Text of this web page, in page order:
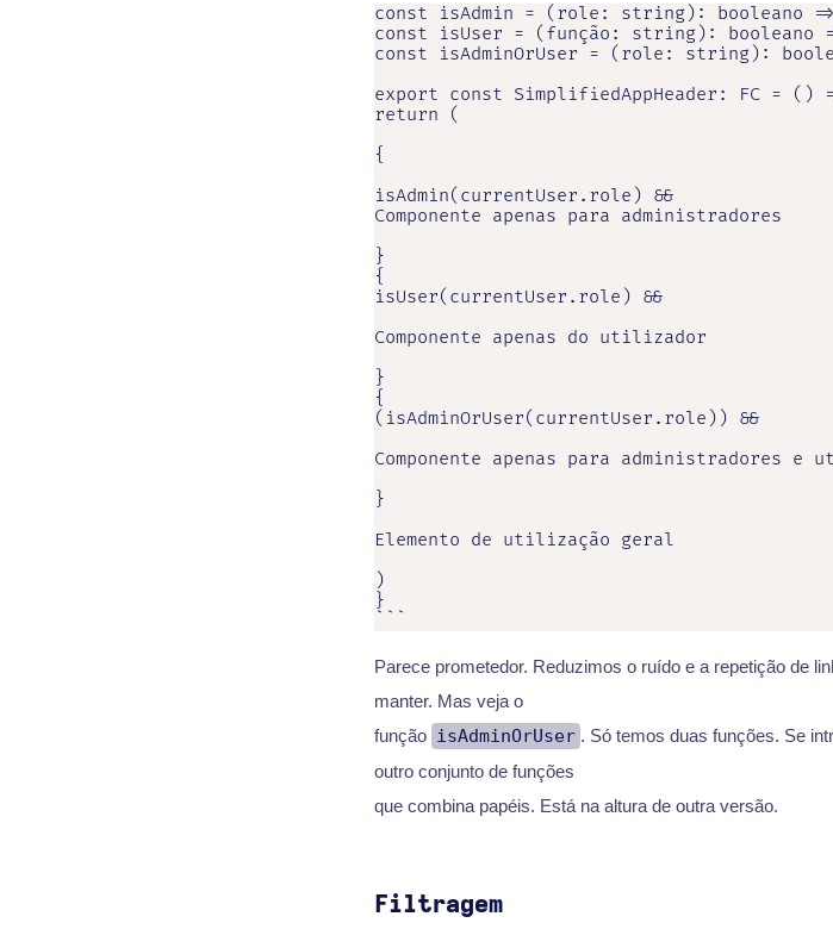
const isAdmin = (role: string): booleano =>
const isUser = (função: string): booleano =>
const isAdminOrUser = (role: string):
export const SimplifiedAppHeader: FC = ()
return (
{
isAdmin(currentUser.role) &&
Componente apenas para administradores
}
{
isUser(currentUser.role) &&
Componente apenas do utilizador
}
{
(isAdminOrUser(currentUser.role)) &&
Componente apenas para administradores e
}
Elemento de utilização geral
)
}
```
Parece prometedor. Reduzimos o ruído e a repetição de
manter. Mas veja o
função isAdminOrUser . Só temos duas funções. Se
outro conjunto de funções
que combina papéis. Está na altura de outra versão.
Filtragem